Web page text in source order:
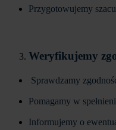
Przygotowujemy
Weryfikujemy
Sprawdzamy
Pomagamy w
Informujemy o